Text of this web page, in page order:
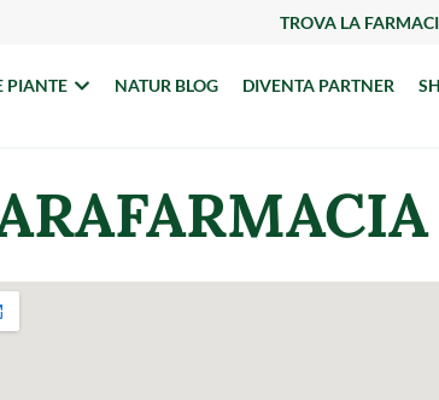
TROVA LA
PIANTE NATUR BLOG DIVENTA PARTNER